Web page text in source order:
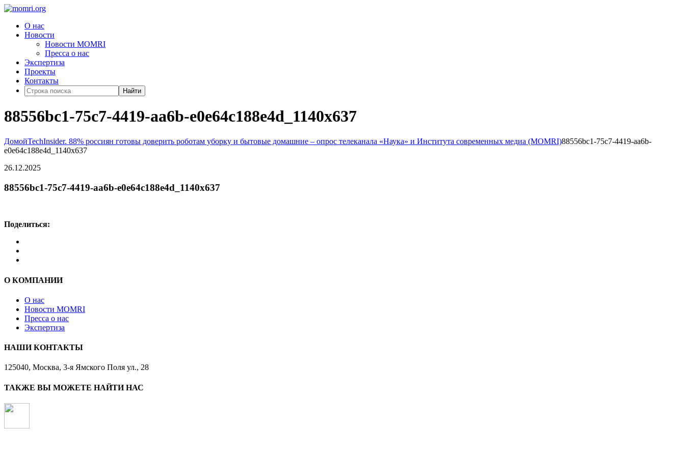
О нас
Новости
Новости MOMRI
Пресса о нас
Экспертиза
Проекты
Контакты
Найти
88556bc1-75c7-4419-aa6b-e0e64c188e4d_1140x637
ДомойTechInsider. 88% россиян готовы доверить роботам уборку и бытовые домашние – опрос телеканала «Наука» и Института современных медиа (MOMRI)88556bc1-75c7-4419-aa6b-
e0e64c188e4d_1140x637
26.12.2025
88556bc1-75c7-4419-aa6b-e0e64c188e4d_1140x637
Поделиться:
О КОМПАНИИ
О нас
Новости MOMRI
Пресса о нас
Экспертиза
НАШИ КОНТАКТЫ
125040, Москва, 3-я Ямского Поля ул., 28
ТАКЖЕ ВЫ МОЖЕТЕ НАЙТИ НАС